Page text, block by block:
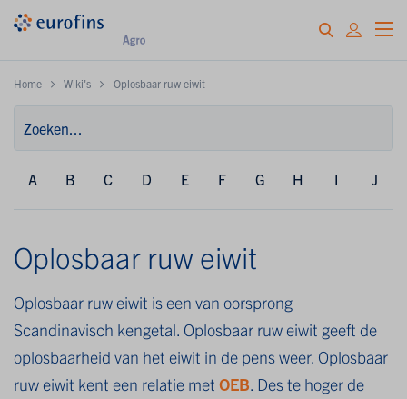
Home Wiki's Oplosbaar ruw eiwit
A B C D E F G H I J
Oplosbaar ruw eiwit
Oplosbaar ruw eiwit is een van oorsprong
Scandinavisch kengetal. Oplosbaar ruw eiwit geeft de
oplosbaarheid van het eiwit in de pens weer. Oplosbaar
ruw eiwit kent een relatie met OEB. Des te hoger de